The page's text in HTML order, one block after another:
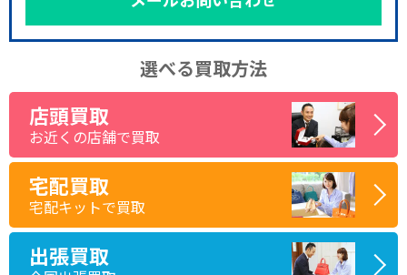
選べる買取方法
店頭買取
お近くの店舗で買取
宅配買取
宅配キットで買取
出張買取